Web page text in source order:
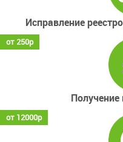
Исправление
от 250р
от 12000р